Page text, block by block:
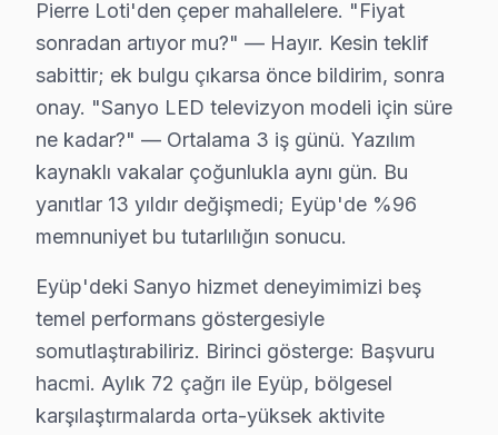
İslambey'de Sanyo TV Servisi
İslambey Mahallesi'nde Sanyo televizyon tamiri
Karadolap'ta Sanyo TV Servisi
Karadolap Mahallesi sakinleri için Sanyo TV tamirinde
Kemerburgaz'da Sanyo TV Servisi
Mimarsinan'da Sanyo TV Servisi
Mimarsinan Mahallesi'nde, Sanyo televizyonunuz
Mithatpaşa'da Sanyo TV Servisi
Pierre Loti'den çeper mahallelere. "Fiyat
sonradan artıyor mu?" — Hayır. Kesin teklif
sabittir; ek bulgu çıkarsa önce bildirim, sonra
onay. "Sanyo LED televizyon modeli için süre
ne kadar?" — Ortalama 3 iş günü. Yazılım
kaynaklı vakalar çoğunlukla aynı gün. Bu
yanıtlar 13 yıldır değişmedi; Eyüp'de %96
memnuniyet bu tutarlılığın sonucu.
Eyüp'deki Sanyo hizmet deneyimimizi beş
temel performans göstergesiyle
somutlaştırabiliriz. Birinci gösterge: Başvuru
hacmi. Aylık 72 çağrı ile Eyüp, bölgesel
karşılaştırmalarda orta-yüksek aktivite